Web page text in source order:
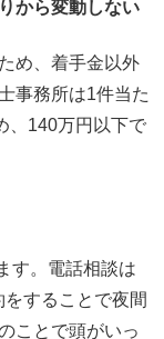
から変動しない
め、着手金以外
事務所は1件当た
、140万円以下で
す。電話相談は
することで夜間
ことで頭がいっ